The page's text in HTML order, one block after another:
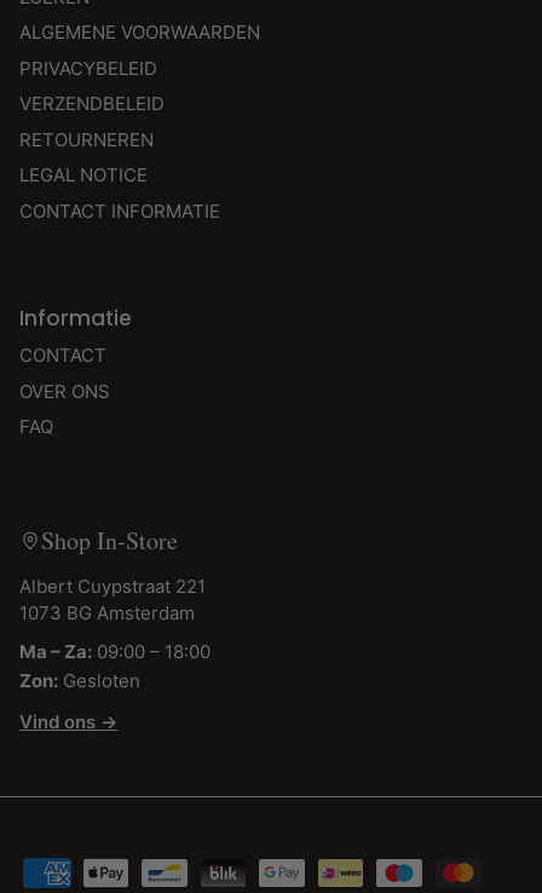
ALGEMENE VOORWAARDEN
PRIVACYBELEID
VERZENDBELEID
RETOURNEREN
LEGAL NOTICE
CONTACT INFORMATIE
Informatie
CONTACT
OVER ONS
FAQ
Shop In-Store
Albert Cuypstraat 221
1073 BG Amsterdam
Ma – Za: 09:00 – 18:00
Zon: Gesloten
Vind ons →